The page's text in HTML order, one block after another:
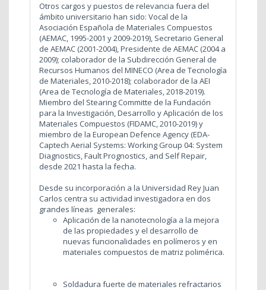
Otros cargos y puestos de relevancia fuera del
ámbito universitario han sido: Vocal de la
Asociación Española de Materiales Compuestos
(AEMAC, 1995-2001 y 2009-2019), Secretario General
de AEMAC (2001-2004), Presidente de AEMAC (2004 a
2009); colaborador de la Subdirección General de
Recursos Humanos del MINECO (Area de Tecnología
de Materiales, 2010-2018); colaborador de la AEI
(Area de Tecnología de Materiales, 2018-2019).
Miembro del Stearing Committe de la Fundación
para la Investigación, Desarrollo y Aplicación de los
Materiales Compuestos (FIDAMC, 2010-2019) y
miembro de la European Defence Agency (EDA-
Captech Aerial Systems: Working Group 04: System
Diagnostics, Fault Prognostics, and Self Repair,
desde 2021 hasta la fecha.
Desde su incorporación a la Universidad Rey Juan
Carlos centra su actividad investigadora en dos
grandes líneas generales:
Aplicación de la nanotecnología a la mejora
de las propiedades y el desarrollo de
nuevas funcionalidades en polímeros y en
materiales compuestos de matriz polimérica.
Soldadura fuerte de materiales refractarios